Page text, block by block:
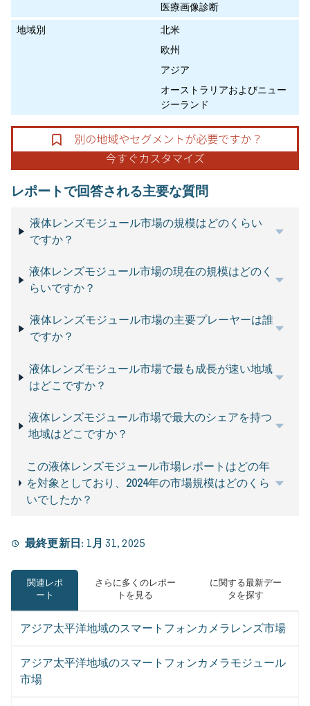
医療画像診断
地域別
北米
欧州
アジア
オーストラリアおよびニュー
ジーランド
レポートで回答される主要な質問
液体レンズモジュール市場の規模はどのくらい
ですか？
液体レンズモジュール市場の現在の規模はどのく
らいですか？
液体レンズモジュール市場の主要プレーヤーは誰
ですか？
液体レンズモジュール市場で最も成長が速い地域
はどこですか？
液体レンズモジュール市場で最大のシェアを持つ
地域はどこですか？
この液体レンズモジュール市場レポートはどの年
を対象としており、2024年の市場規模はどのくら
いでしたか？
最終更新日: 1月 31, 2025
関連レポ
ート
さらに多くのレポー
トを見る
に関する最新デー
タを探す
アジア太平洋地域のスマートフォンカメラレンズ市場
アジア太平洋地域のスマートフォンカメラモジュール
市場